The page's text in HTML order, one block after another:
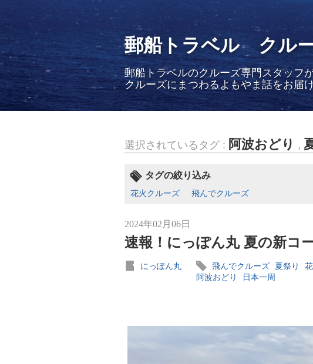
郵船トラベル クル
郵船トラベルのクルーズ専門スタッフ
クルーズにまつわるよもやま話をお届
選択されているタグ : 阿波おどり ,
タグの絞り込み
花火クルーズ 飛んでクルーズ
2024年02月06日
速報！にっぽん丸 夏の新コ
にっぽん丸 飛んでクルーズ 夏祭り
阿波おどり
日本一周